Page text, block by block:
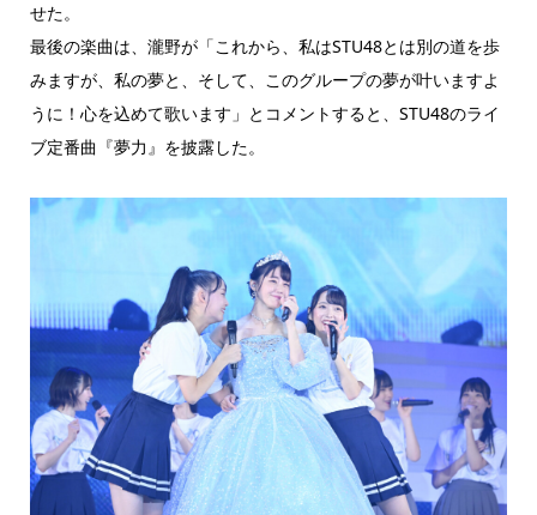
せた。
最後の楽曲は、瀧野が「これから、私はSTU48とは別の道を歩
みますが、私の夢と、そして、このグループの夢が叶いますよ
うに！心を込めて歌います」とコメントすると、STU48のライ
ブ定番曲『夢力』を披露した。